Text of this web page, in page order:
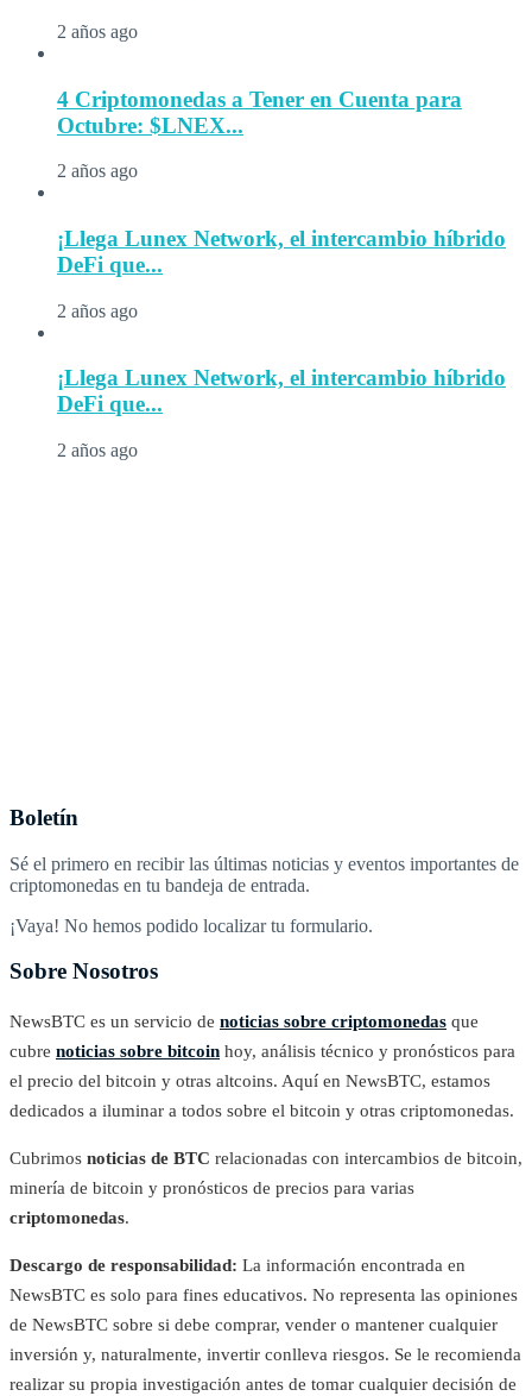
2 años ago
4 Criptomonedas a Tener en Cuenta para
Octubre: $LNEX...
2 años ago
¡Llega Lunex Network, el intercambio híbrido
DeFi que...
2 años ago
¡Llega Lunex Network, el intercambio híbrido
DeFi que...
2 años ago
Boletín
Sé el primero en recibir las últimas noticias y eventos importantes de
criptomonedas en tu bandeja de entrada.
¡Vaya! No hemos podido localizar tu formulario.
Sobre Nosotros
NewsBTC es un servicio de noticias sobre criptomonedas que
cubre noticias sobre bitcoin hoy, análisis técnico y pronósticos para
el precio del bitcoin y otras altcoins. Aquí en NewsBTC, estamos
dedicados a iluminar a todos sobre el bitcoin y otras criptomonedas.
Cubrimos noticias de BTC relacionadas con intercambios de bitcoin,
minería de bitcoin y pronósticos de precios para varias
criptomonedas.
Descargo de responsabilidad: La información encontrada en
NewsBTC es solo para fines educativos. No representa las opiniones
de NewsBTC sobre si debe comprar, vender o mantener cualquier
inversión y, naturalmente, invertir conlleva riesgos. Se le recomienda
realizar su propia investigación antes de tomar cualquier decisión de